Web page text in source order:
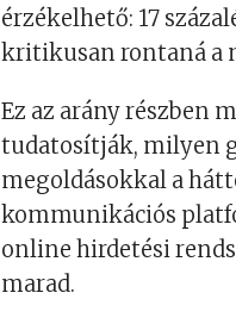
érzékelhető: 17
kritikusan rontaná a
Ez az arány részben
tudatosítják, milyen
megoldásokkal a
kommunikációs
online hirdetési
marad.